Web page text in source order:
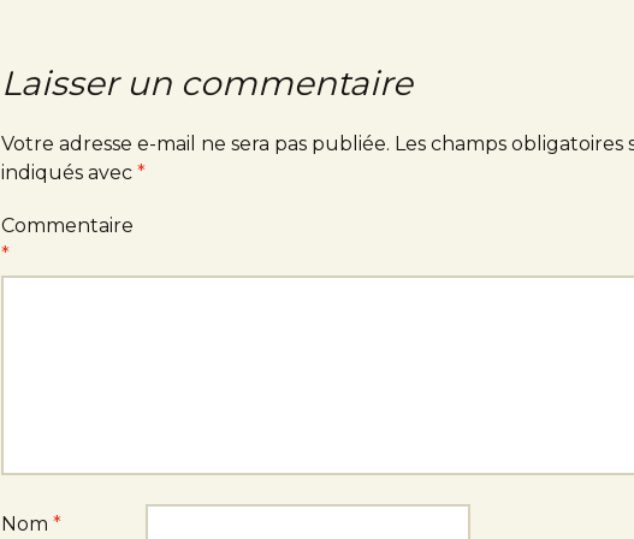
Laisser un commentaire
Votre adresse e-mail ne sera pas publiée. Les champs obligatoires
indiqués avec *
Commentaire
*
Nom *